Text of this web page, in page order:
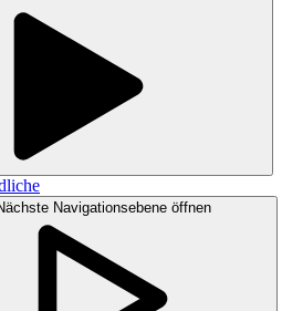
Navigationsebene öffnen